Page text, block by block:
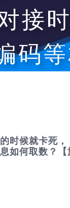
接
码
时候就卡死
如何取数？